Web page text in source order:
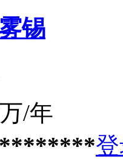
锡
/年
********